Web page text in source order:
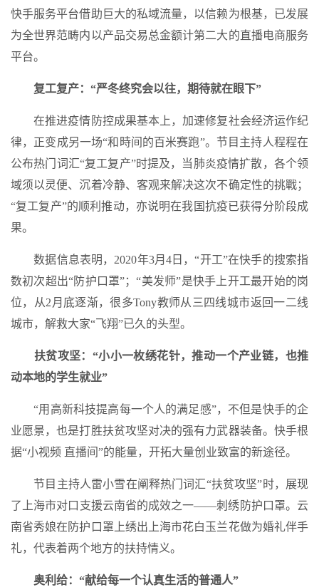
快手服务平台借助巨大的私域流量，以信赖为根基，已发展
为全世界范畴内以产品交易总金额计第二大的直播电商服务
平台。
复工复产：“严冬终究会以往，期待就在眼下”
在推进疫情防控成果基本上，加速修复社会经济运作纪
律，正变成另一场“和時间的百米赛跑”。节目主持人程程在
公布热门词汇“复工复产”时提及，当肺炎疫情扩散，各个领
域须以灵便、沉着冷静、客观来解决这次不确定性的挑戰；
“复工复产”的顺利推动，亦说明在我国抗疫已获得分阶段成
果。
数据信息表明，2020年3月4日，“开工”在快手的搜索指
数初次超出“防护口罩”；“美发师”是快手上开工最开始的岗
位，从2月底逐渐，很多Tony教师从三四线城市返回一二线
城市，解救大家“飞翔”已久的头型。
扶贫攻坚：“小小一枚绣花针，推动一个产业链，也推
动本地的学生就业”
“用高新科技提高每一个人的满足感”，不但是快手的企
业愿景，也是打胜扶贫攻坚对决的强有力武器装备。快手根
据“小视频 直播间”的能量，开拓大量创业致富的新途径。
节目主持人雷小雪在阐释热门词汇“扶贫攻坚”时，展现
了上海市对口支援云南省的成效之一——刺绣防护口罩。云
南省秀娘在防护口罩上绣出上海市花白玉兰花做为婚礼伴手
礼，代表着两个地方的扶持情义。
奥利给：“献给每一个认真生活的普通人”